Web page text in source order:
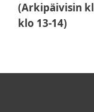
(Arkipäivisin
klo 13-14)